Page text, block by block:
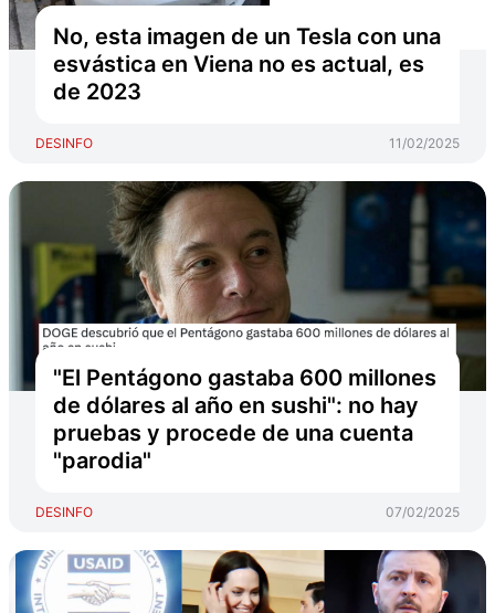
No, esta imagen de un Tesla con una
esvástica en Viena no es actual, es
de 2023
DESINFO 11/02/2025
"El Pentágono gastaba 600 millones
de dólares al año en sushi": no hay
pruebas y procede de una cuenta
"parodia"
DESINFO 07/02/2025